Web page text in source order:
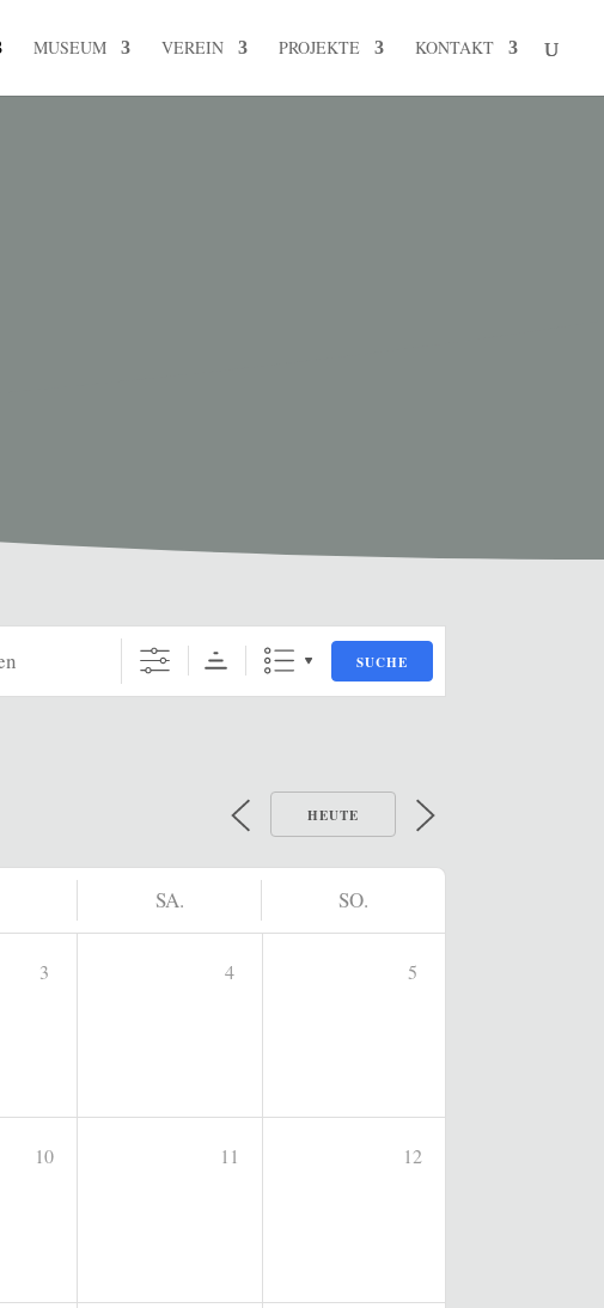
MUSEUM VEREIN PROJEKTE KONTAKT
SUCHE
HEUTE
SA. SO.
3 4 5
10 11 12